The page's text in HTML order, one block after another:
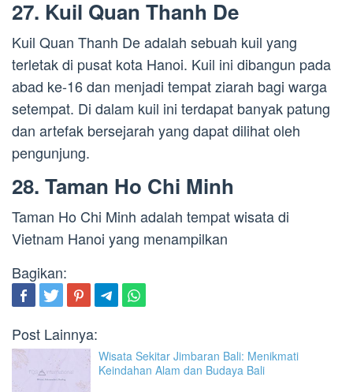
27. Kuil Quan Thanh De
Kuil Quan Thanh De adalah sebuah kuil yang
terletak di pusat kota Hanoi. Kuil ini dibangun pada
abad ke-16 dan menjadi tempat ziarah bagi warga
setempat. Di dalam kuil ini terdapat banyak patung
dan artefak bersejarah yang dapat dilihat oleh
pengunjung.
28. Taman Ho Chi Minh
Taman Ho Chi Minh adalah tempat wisata di
Vietnam Hanoi yang menampilkan
Bagikan:
Post Lainnya:
Wisata Sekitar Jimbaran Bali: Menikmati
Keindahan Alam dan Budaya Bali